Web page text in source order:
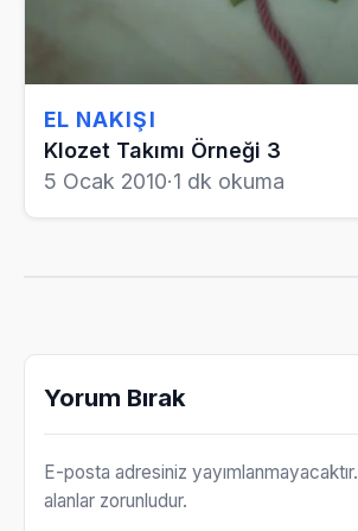
EL NAKIŞI
Klozet Takımı Örneği 3
5 Ocak 2010·1 dk okuma
Yorum Bırak
E-posta adresiniz yayımlanmayacaktır.
alanlar zorunludur.